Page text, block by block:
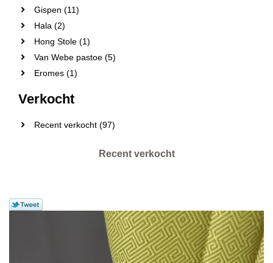
Gispen (11)
Hala (2)
Hong Stole (1)
Van Webe pastoe (5)
Eromes (1)
Verkocht
Recent verkocht (97)
Recent verkocht